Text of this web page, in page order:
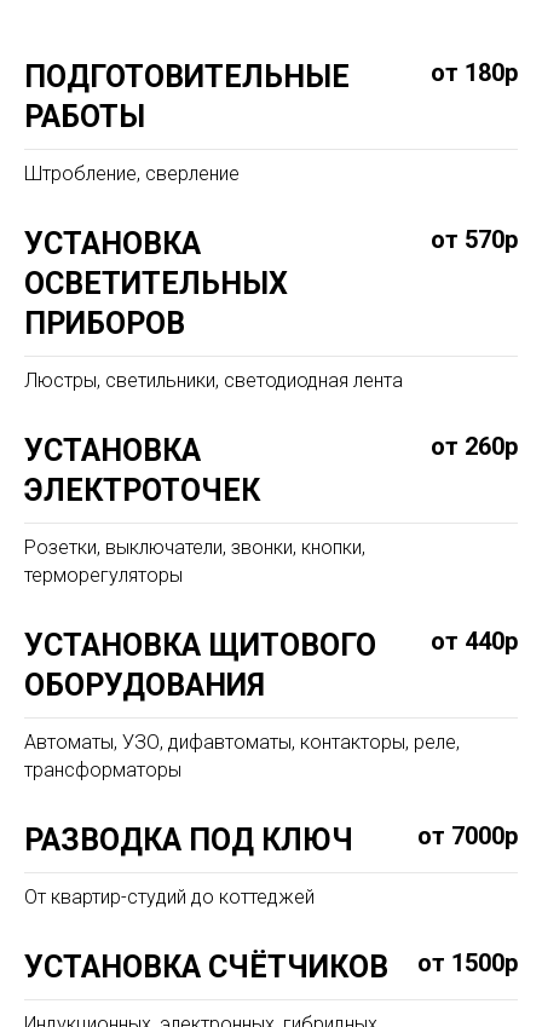
ПОДГОТОВИТЕЛЬНЫЕ
РАБОТЫ
от 180р
Штробление, сверление
УСТАНОВКА
ОСВЕТИТЕЛЬНЫХ
ПРИБОРОВ
от 570р
Люстры, светильники, светодиодная лента
УСТАНОВКА
ЭЛЕКТРОТОЧЕК
от 260р
Розетки, выключатели, звонки, кнопки,
терморегуляторы
УСТАНОВКА ЩИТОВОГО
ОБОРУДОВАНИЯ
от 440р
Автоматы, УЗО, дифавтоматы, контакторы, реле,
трансформаторы
РАЗВОДКА ПОД КЛЮЧ от 7000р
От квартир-студий до коттеджей
УСТАНОВКА СЧЁТЧИКОВ от 1500р